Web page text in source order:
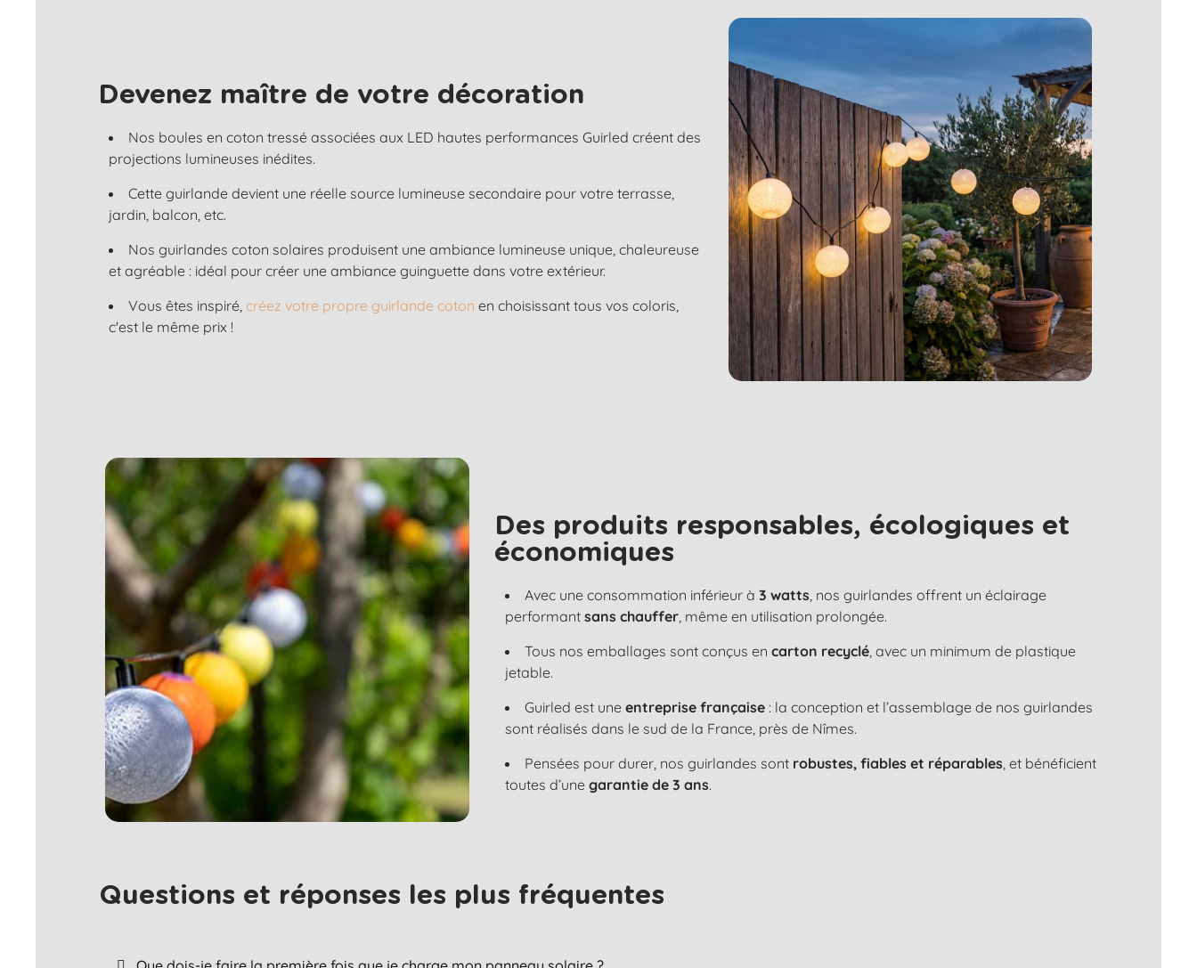
Devenez maître de votre décoration
Nos boules en coton tressé associées aux LED hautes performances Guirled créent des
projections lumineuses inédites.
Cette guirlande devient une réelle source lumineuse secondaire pour votre terrasse,
jardin, balcon, etc.
Nos guirlandes coton solaires produisent une ambiance lumineuse unique, chaleureuse
et agréable : idéal pour créer une ambiance guinguette dans votre extérieur.
Vous êtes inspiré, créez votre propre guirlande coton en choisissant tous vos coloris,
c'est le même prix !
Des produits responsables, écologiques et
économiques
Avec une consommation inférieur à 3 watts, nos guirlandes offrent un éclairage
performant sans chauffer, même en utilisation prolongée.
Tous nos emballages sont conçus en carton recyclé, avec un minimum de plastique
jetable.
Guirled est une entreprise française: la conception et l’assemblage de nos guirlandes
sont réalisés dans le sud de la France, près de Nîmes.
Pensées pour durer, nos guirlandes sont robustes, fiables et réparables, et bénéficient
toutes d’une garantie de 3 ans.
Questions et réponses les plus fréquentes​